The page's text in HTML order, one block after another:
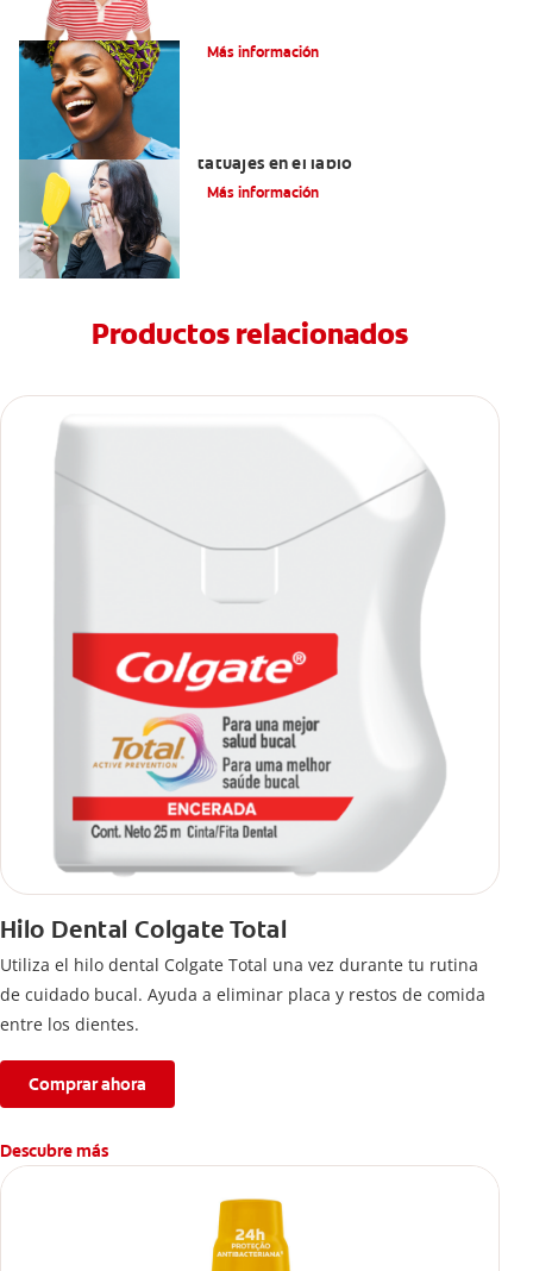
Más información
tatuajes en el labio
Más información
Productos relacionados
Hilo Dental Colgate Total
Utiliza el hilo dental Colgate Total una vez durante tu rutina
de cuidado bucal. Ayuda a eliminar placa y restos de comida
entre los dientes.
Comprar ahora
Descubre más